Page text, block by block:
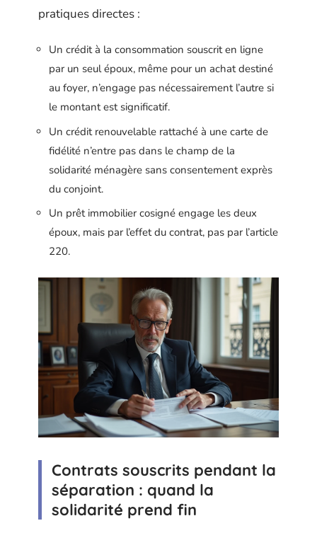
pratiques directes :
Un crédit à la consommation souscrit en ligne
par un seul époux, même pour un achat destiné
au foyer, n’engage pas nécessairement l’autre si
le montant est significatif.
Un crédit renouvelable rattaché à une carte de
fidélité n’entre pas dans le champ de la
solidarité ménagère sans consentement exprès
du conjoint.
Un prêt immobilier cosigné engage les deux
époux, mais par l’effet du contrat, pas par l’article
220.
Contrats souscrits pendant la
séparation : quand la
solidarité prend fin